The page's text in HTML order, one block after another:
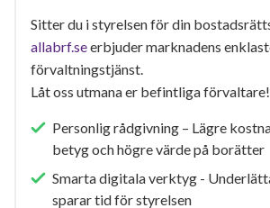
Sitter du i styrelsen för din
allabrf.seerbjuder marknadens
förvaltningstjänst.
Låt oss utmana er befintliga förvaltare!
Personlig rådgivning – Lägre
betyg och högre värde på borätter
Smarta digitala verktyg -
sparar tid för styrelsen